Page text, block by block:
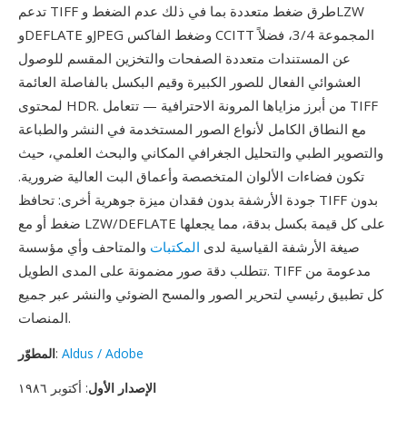
تدعم TIFF طرق ضغط متعددة بما في ذلك عدم الضغط وLZW
وDEFLATE وJPEG وضغط الفاكس CCITT المجموعة 3/4، فضلاً
عن المستندات متعددة الصفحات والتخزين المقسم للوصول
العشوائي الفعال للصور الكبيرة وقيم البكسل بالفاصلة العائمة
لمحتوى HDR. من أبرز مزاياها المرونة الاحترافية — تتعامل TIFF
مع النطاق الكامل لأنواع الصور المستخدمة في النشر والطباعة
والتصوير الطبي والتحليل الجغرافي المكاني والبحث العلمي، حيث
تكون فضاءات الألوان المتخصصة وأعماق البت العالية ضرورية.
جودة الأرشفة بدون فقدان ميزة جوهرية أخرى: تحافظ TIFF بدون
ضغط أو مع LZW/DEFLATE على كل قيمة بكسل بدقة، مما يجعلها
صيغة الأرشفة القياسية لدى المكتبات والمتاحف وأي مؤسسة
تتطلب دقة صور مضمونة على المدى الطويل. TIFF مدعومة من
كل تطبيق رئيسي لتحرير الصور والمسح الضوئي والنشر عبر جميع
المنصات.
المطوّر: Aldus / Adobe
الإصدار الأول: أكتوبر ١٩٨٦